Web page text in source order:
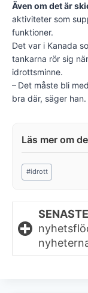
Även om det är
aktiviteter som
funktioner.
Det var i Kanada
tankarna rör sig
idrottsminne.
– Det måste bli
bra där, säger han.
Post
Tags:
#idrott